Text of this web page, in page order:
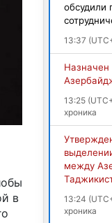
в
обсудили
13:37
Назначен
13:25
хроника
между
13:24
хроника